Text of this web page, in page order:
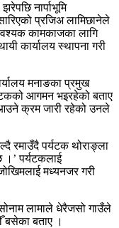
नार्पाभूमि
प्रजिअ लामिछानेले
कामकाजका लागि
कार्यालय स्थापना गरी
मनाङका प्रमुख
आगमन भइरहेको बताए
क्रम जारी रहेको उनले
रमाउँदै पर्यटक थोराङ्ला
पर्यटकलाई
मध्यनजर गरी
लामाले धेरैजसो गाउँले
बसेका बताए ।